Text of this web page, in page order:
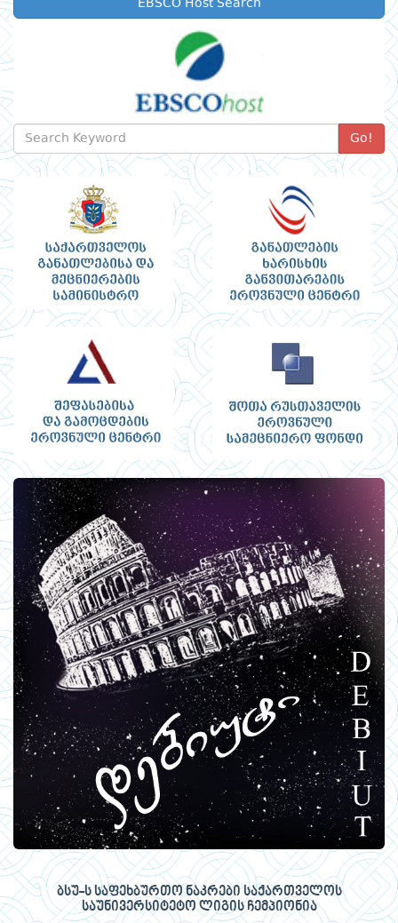
EBSCO Host Search
Go!
ბსუ-ს საფეხბურთო ნაკრები საქართველოს
საუნივერსიტეტო ლიგის ჩემპიონია